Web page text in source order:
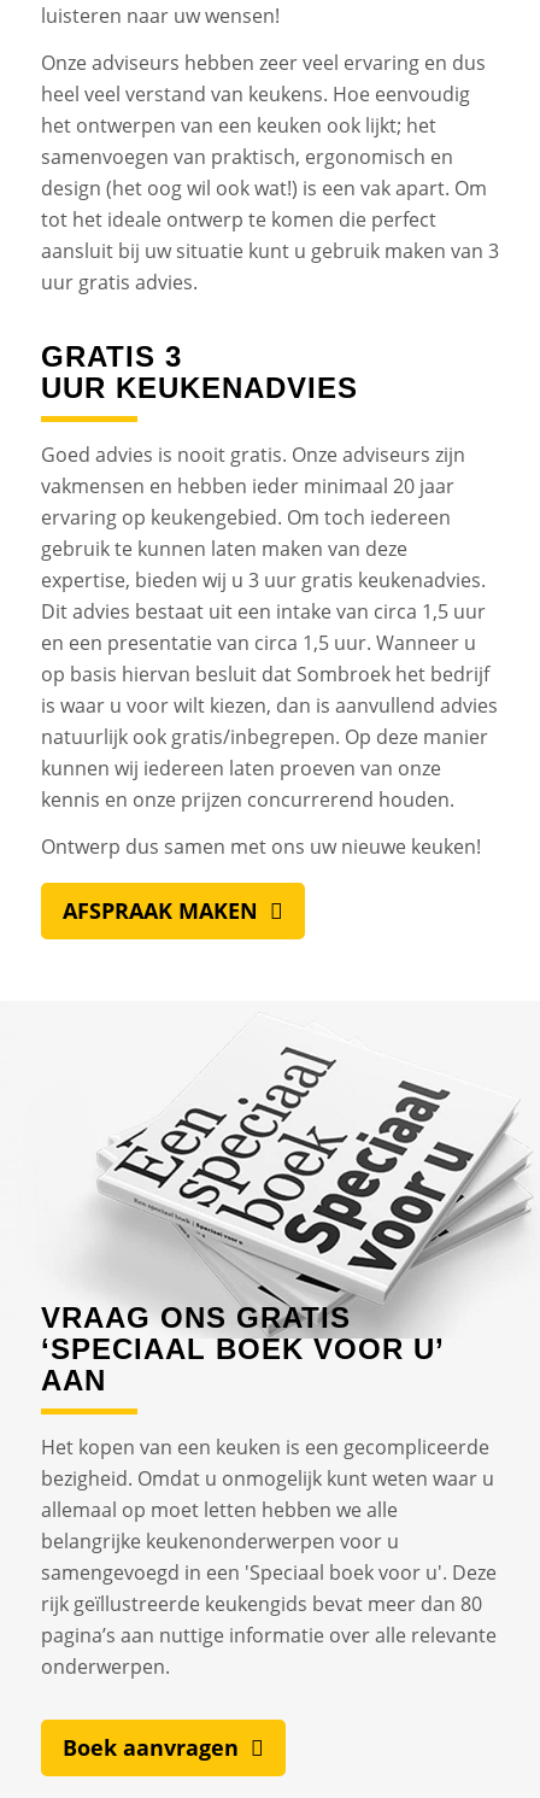
luisteren naar uw wensen!
Onze adviseurs hebben zeer veel ervaring en dus
heel veel verstand van keukens. Hoe eenvoudig
het ontwerpen van een keuken ook lijkt; het
samenvoegen van praktisch, ergonomisch en
design (het oog wil ook wat!) is een vak apart. Om
tot het ideale ontwerp te komen die perfect
aansluit bij uw situatie kunt u gebruik maken van 3
uur gratis advies.
GRATIS 3
UUR KEUKENADVIES
Goed advies is nooit gratis. Onze adviseurs zijn
vakmensen en hebben ieder minimaal 20 jaar
ervaring op keukengebied. Om toch iedereen
gebruik te kunnen laten maken van deze
expertise, bieden wij u 3 uur gratis keukenadvies.
Dit advies bestaat uit een intake van circa 1,5 uur
en een presentatie van circa 1,5 uur. Wanneer u
op basis hiervan besluit dat Sombroek het bedrijf
is waar u voor wilt kiezen, dan is aanvullend advies
natuurlijk ook gratis/inbegrepen. Op deze manier
kunnen wij iedereen laten proeven van onze
kennis en onze prijzen concurrerend houden.
Ontwerp dus samen met ons uw nieuwe keuken!
AFSPRAAK MAKEN
VRAAG ONS GRATIS
‘SPECIAAL BOEK VOOR U’
AAN
Het kopen van een keuken is een gecompliceerde
bezigheid. Omdat u onmogelijk kunt weten waar u
allemaal op moet letten hebben we alle
belangrijke keukenonderwerpen voor u
samengevoegd in een 'Speciaal boek voor u'. Deze
rijk geïllustreerde keukengids bevat meer dan 80
pagina’s aan nuttige informatie over alle relevante
onderwerpen.
Boek aanvragen